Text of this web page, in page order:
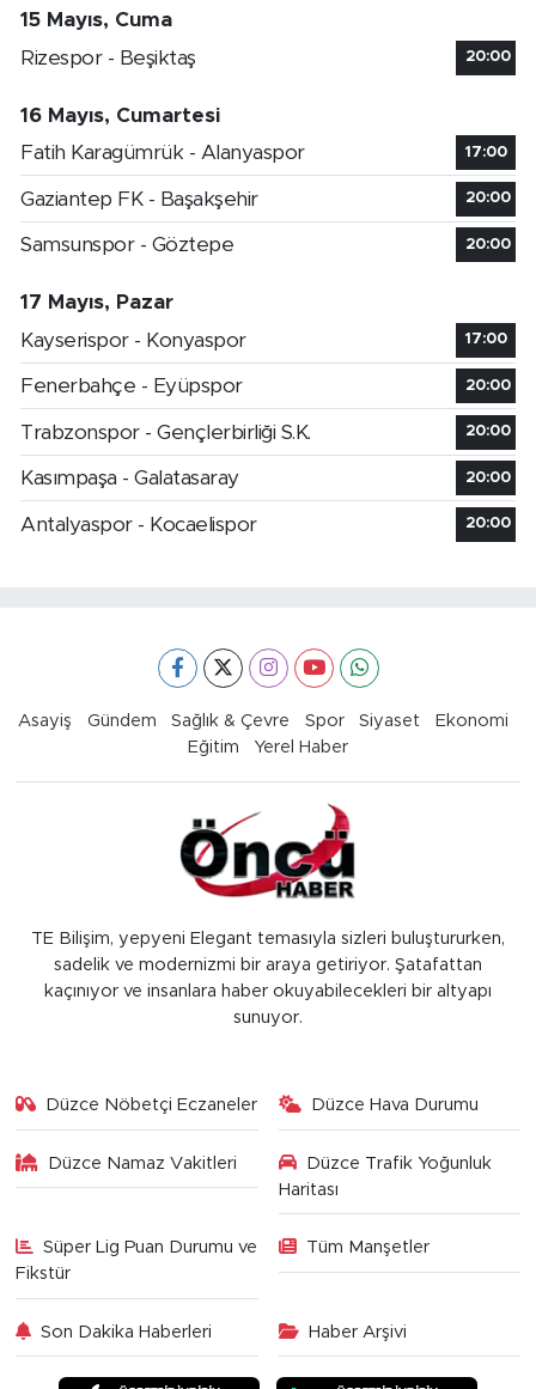
15 Mayıs, Cuma
Rizespor - Beşiktaş
20:00
16 Mayıs, Cumartesi
Fatih Karagümrük - Alanyaspor
17:00
Gaziantep FK - Başakşehir 20:00
Samsunspor - Göztepe 20:00
17 Mayıs, Pazar
Kayserispor - Konyaspor
17:00
Fenerbahçe - Eyüpspor 20:00
Trabzonspor - Gençlerbirliği S.K. 20:00
Kasımpaşa - Galatasaray 20:00
Antalyaspor - Kocaelispor 20:00
Asayiş Gündem Sağlık & Çevre Spor Siyaset
Ekonomi
Eğitim
Yerel Haber
TE Bilişim, yepyeni Elegant temasıyla sizleri buluştururken,
sadelik ve modernizmi bir araya getiriyor. Şatafattan
kaçınıyor ve insanlara haber okuyabilecekleri bir altyapı
sunuyor.
Düzce Nöbetçi Eczaneler Düzce Hava Durumu
Düzce Namaz Vakitleri
Düzce Trafik Yoğunluk
Haritası
Süper Lig Puan Durumu ve
Fikstür
Tüm Manşetler
Son Dakika Haberleri Haber Arşivi